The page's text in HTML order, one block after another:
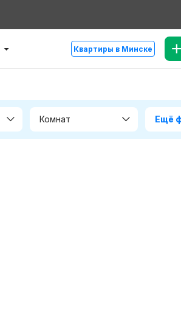
Квартиры в Минске
Комнат Ещё